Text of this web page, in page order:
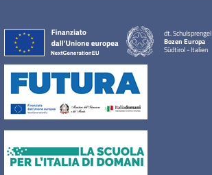
dt. Schulsprengel
Bozen Europa
Südtirol - Italien